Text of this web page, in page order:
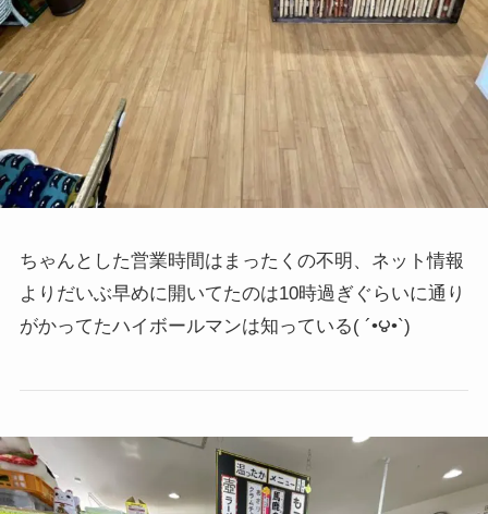
ちゃんとした営業時間はまったくの不明、ネット情報
よりだいぶ早めに開いてたのは10時過ぎぐらいに通り
がかってたハイボールマンは知っている( ´•౪•`)